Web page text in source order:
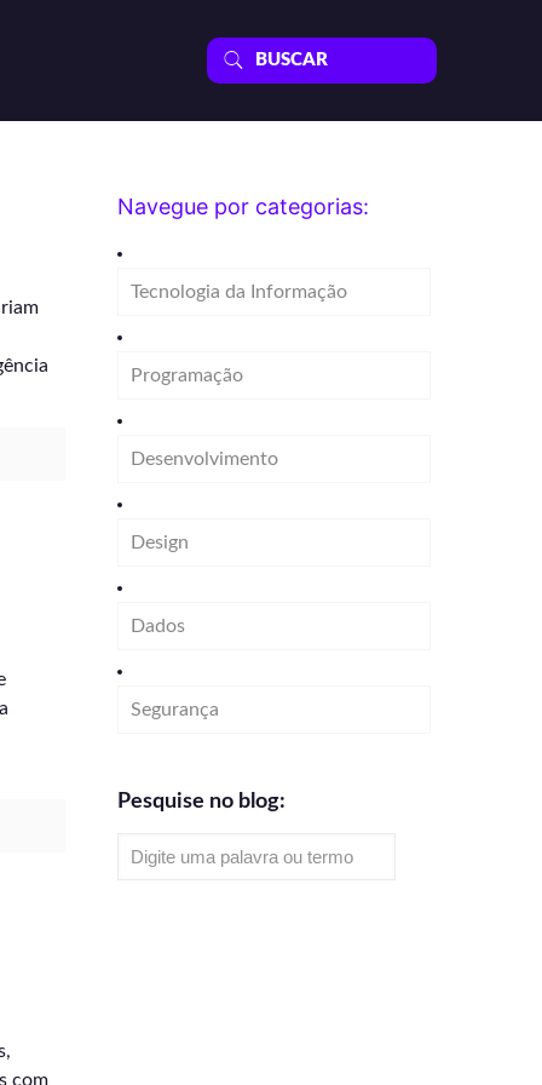
com
Navegue por categorias:
Tecnologia da Informação
Programação
Desenvolvimento
Design
Dados
Segurança
Pesquise no blog: